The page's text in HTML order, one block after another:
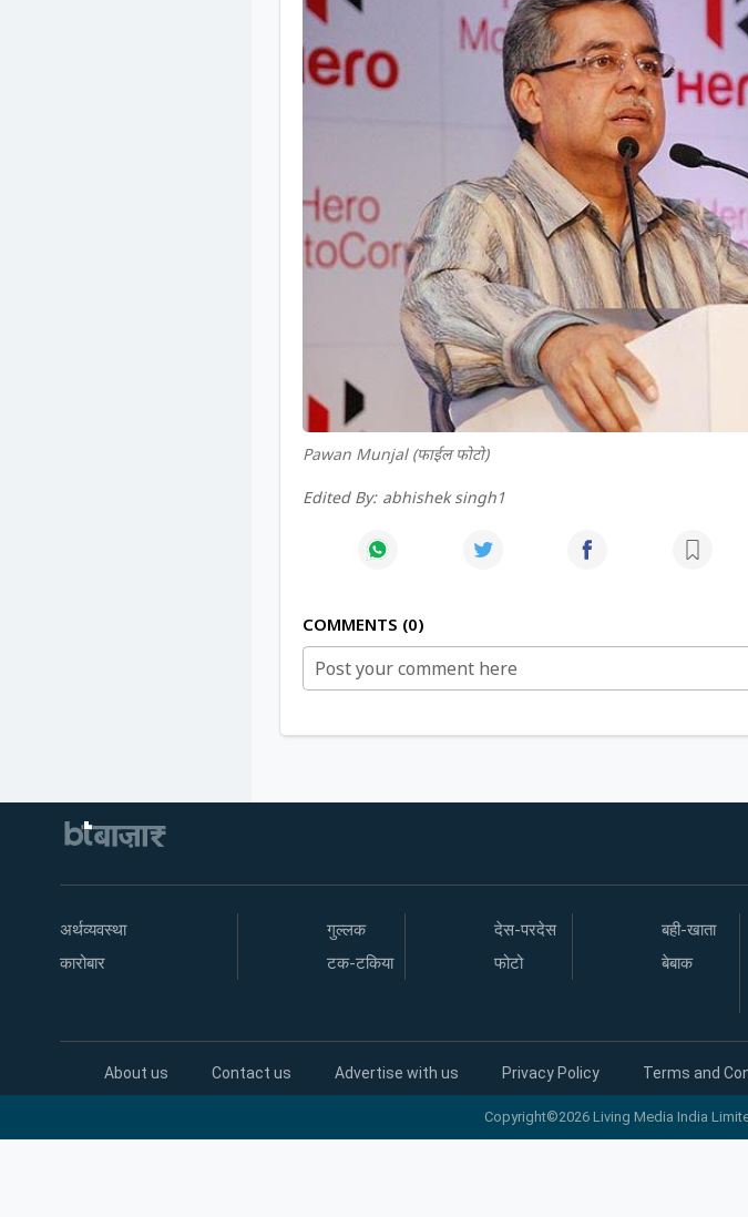
Pawan Munjal (फाईल फोटो)
Edited By: abhishek singh1
COMMENTS 0
अर्थव्यवस्था
कारोबार
गुल्लक
टक-टकिया
देस-परदेस
फोटो
बही-खाता
बेबाक
About us Contact us Advertise with us Privacy Policy Terms and
Copyright©2026 Living Media India